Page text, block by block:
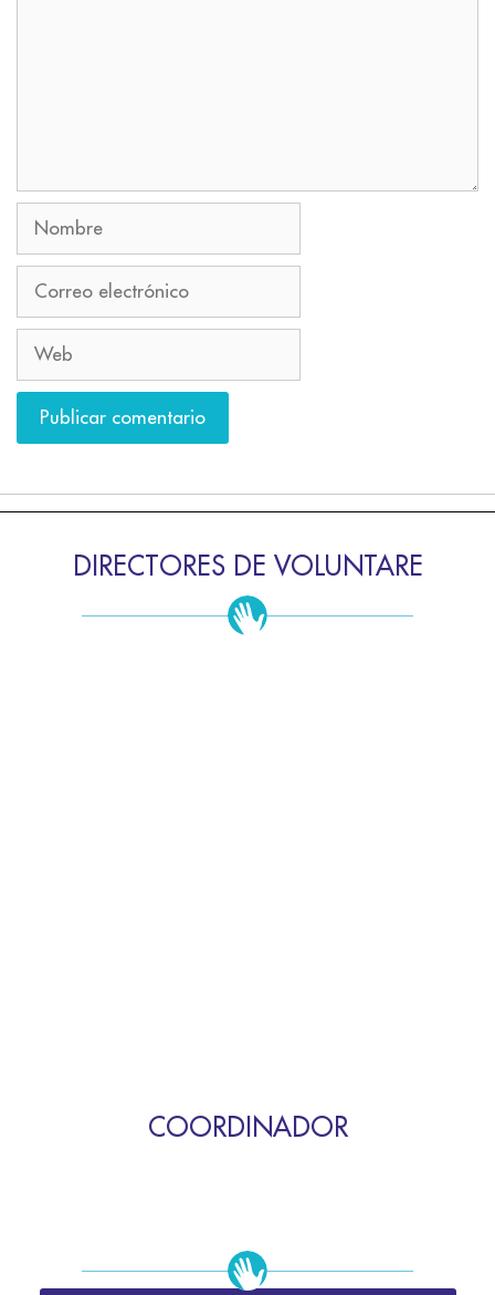
DIRECTORES DE VOLUNTARE
COORDINADOR